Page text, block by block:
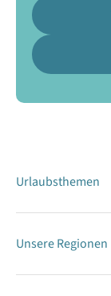
Urlaubsthemen
Unsere Regionen